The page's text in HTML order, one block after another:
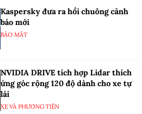
Kaspersky đưa ra hồi chuông cảnh
báo mới
BẢO MẬT
NVIDIA DRIVE tích hợp Lidar thích
ứng góc rộng 120 độ dành cho xe tự
lái
XE VÀ PHƯƠNG TIỆN